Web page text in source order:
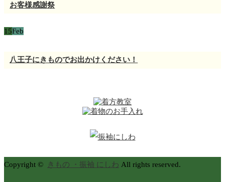
お客様感謝祭
15Feb
八王子にきものでお出かけください！
Copyright © きもの ・振袖 にしわ All rights reserved.